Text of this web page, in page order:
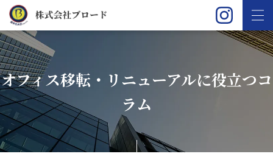
オフィス移転・リニューアルに役立つコ
ラム